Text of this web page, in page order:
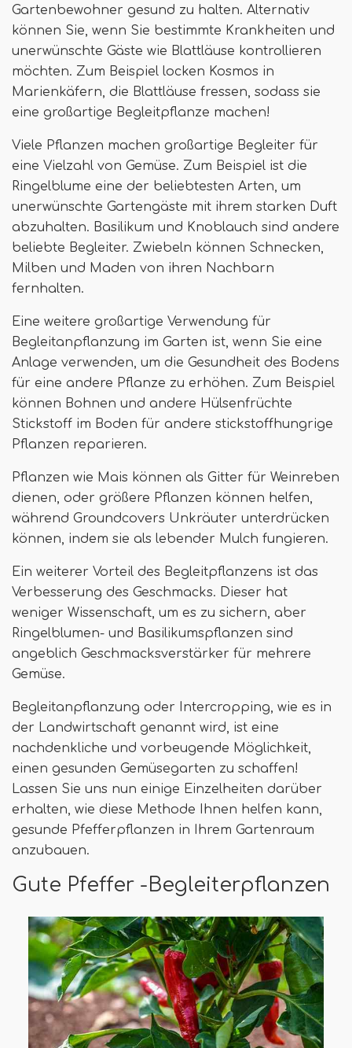
Gartenbewohner gesund zu halten. Alternativ
können Sie, wenn Sie bestimmte Krankheiten und
unerwünschte Gäste wie Blattläuse kontrollieren
möchten. Zum Beispiel locken Kosmos in
Marienkäfern, die Blattläuse fressen, sodass sie
eine großartige Begleitpflanze machen!
Viele Pflanzen machen großartige Begleiter für
eine Vielzahl von Gemüse. Zum Beispiel ist die
Ringelblume eine der beliebtesten Arten, um
unerwünschte Gartengäste mit ihrem starken Duft
abzuhalten. Basilikum und Knoblauch sind andere
beliebte Begleiter. Zwiebeln können Schnecken,
Milben und Maden von ihren Nachbarn
fernhalten.
Eine weitere großartige Verwendung für
Begleitanpflanzung im Garten ist, wenn Sie eine
Anlage verwenden, um die Gesundheit des Bodens
für eine andere Pflanze zu erhöhen. Zum Beispiel
können Bohnen und andere Hülsenfrüchte
Stickstoff im Boden für andere stickstoffhungrige
Pflanzen reparieren.
Pflanzen wie Mais können als Gitter für Weinreben
dienen, oder größere Pflanzen können helfen,
während Groundcovers Unkräuter unterdrücken
können, indem sie als lebender Mulch fungieren.
Ein weiterer Vorteil des Begleitpflanzens ist das
Verbesserung des Geschmacks. Dieser hat
weniger Wissenschaft, um es zu sichern, aber
Ringelblumen- und Basilikumspflanzen sind
angeblich Geschmacksverstärker für mehrere
Gemüse.
Begleitanpflanzung oder Intercropping, wie es in
der Landwirtschaft genannt wird, ist eine
nachdenkliche und vorbeugende Möglichkeit,
einen gesunden Gemüsegarten zu schaffen!
Lassen Sie uns nun einige Einzelheiten darüber
erhalten, wie diese Methode Ihnen helfen kann,
gesunde Pfefferpflanzen in Ihrem Gartenraum
anzubauen.
Gute Pfeffer -Begleiterpflanzen